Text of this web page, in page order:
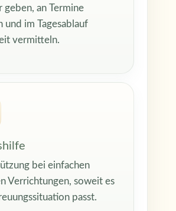
geben, an Termine
und im Tagesablauf
vermitteln.
bei einfachen
Verrichtungen, soweit es
passt.